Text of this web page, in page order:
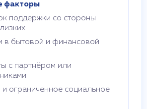
факторы
поддержки со стороны
в бытовой и финансовой
с партнёром или
и ограниченное социальное